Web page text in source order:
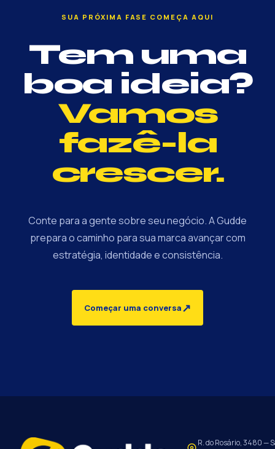
SUA PRÓXIMA FASE COMEÇA AQUI
Tem uma
boa ideia?
Vamos
fazê-la
crescer.
Conte para a gente sobre seu negócio. A Gudde
prepara o caminho para sua marca avançar com
estratégia, identidade e consistência.
Começar uma conversa↗
R. do Rosário, 3480 —